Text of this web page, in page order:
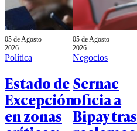
05 de Agosto
2026
Política
Estado de
Excepción
en zonas
05 de Agosto
2026
Negocios
Sernac
oficia a
Bipay tras